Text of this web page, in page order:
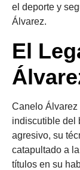
el deporte y
Álvarez.
El
Canelo Álvarez
indiscutible del
agresivo, su
catapultado a
títulos en su